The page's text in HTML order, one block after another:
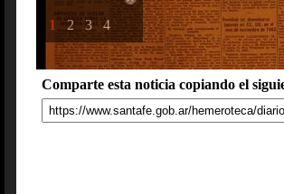
1 2 3 4
Comparte esta noticia copiando el